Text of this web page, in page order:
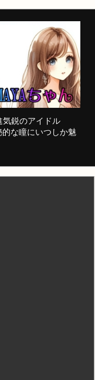
気鋭のアイドル
な瞳にいつしか魅